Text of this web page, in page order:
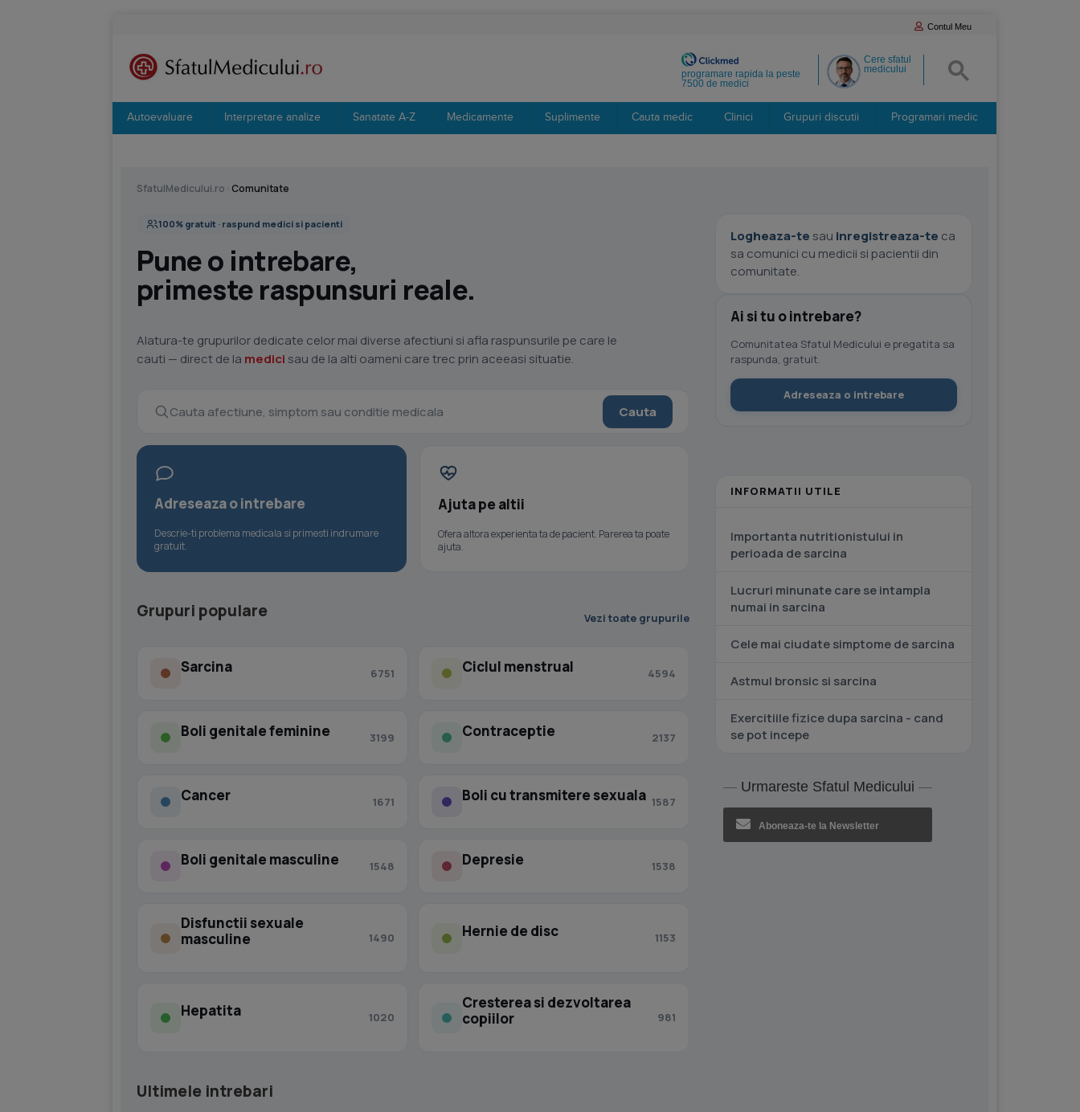
Contul Meu
Cere sfatul
medicului
programare rapida la peste
7500 de medici
Autoevaluare Interpretare analize Sanatate A-Z Medicamente Suplimente Cauta medic Clinici Grupuri discutii Programari medic
SfatulMedicului.ro Comunitate
100% gratuit · raspund medici si pacienti
Pune o intrebare,
primeste raspunsuri reale.
Alatura-te grupurilor dedicate celor mai diverse afectiuni si afla raspunsurile pe care le
cauti — direct de la medici sau de la alti oameni care trec prin aceeasi situatie.
Cauta
Adreseaza o intrebare
Descrie-ti problema medicala si primesti indrumare
gratuit.
Ajuta pe altii
Ofera altora experienta ta de pacient. Parerea ta poate
ajuta.
Grupuri populare Vezi toate grupurile
Sarcina 6751 Ciclul menstrual 4594
Boli genitale feminine 3199 Contraceptie 2137
Cancer 1671 Boli cu transmitere sexuala 1587
Boli genitale masculine 1548 Depresie 1538
Disfunctii sexuale
masculine
1490 Hernie de disc 1153
Hepatita 1020
Cresterea si dezvoltarea
copiilor
981
Ultimele intrebari
Logheaza-te sau inregistreaza-te ca
sa comunici cu medicii si pacientii din
comunitate.
Ai si tu o intrebare?
Comunitatea Sfatul Medicului e pregatita sa
raspunda, gratuit.
Adreseaza o intrebare
INFORMATII UTILE
Importanta nutritionistului in
perioada de sarcina
Lucruri minunate care se intampla
numai in sarcina
Cele mai ciudate simptome de sarcina
Astmul bronsic si sarcina
Exercitiile fizice dupa sarcina - cand
se pot incepe
Urmareste Sfatul Medicului
Aboneaza-te la Newsletter